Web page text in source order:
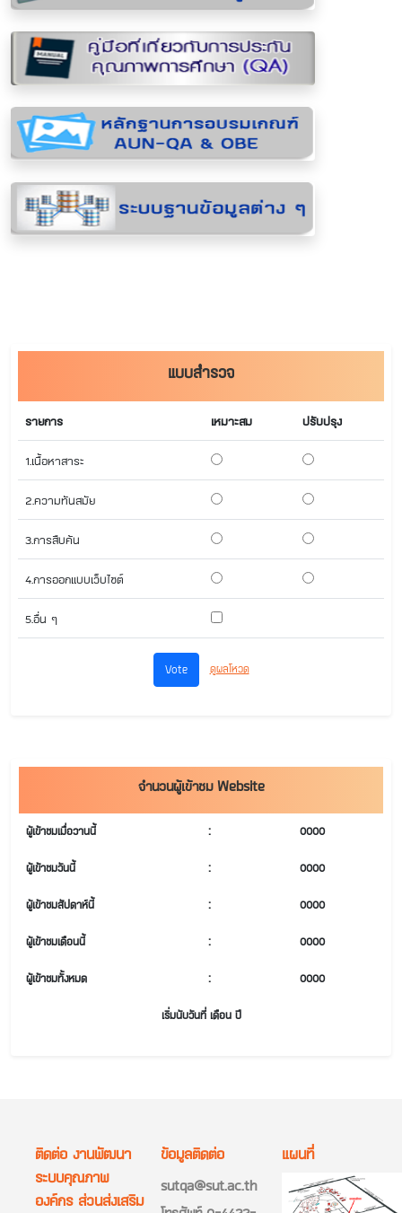
แบบสำรวจ
รายการ เหมาะสม ปรับปรุง
1.เนื้อหาสาระ
2.ความทันสมัย
3.การสืบค้น
4.การออกแบบเว็บไซต์
5.อื่น ๆ
ดูผลโหวด
จำนวนผู้เข้าชม Website
ผู้เข้าชมเมื่อวานนี้ : 0000
ผู้เข้าชมวันนี้ : 0000
ผู้เข้าชมสัปดาห์นี้ : 0000
ผู้เข้าชมเดือนนี้ : 0000
ผู้เข้าชมทั้งหมด : 0000
เริ่มนับวันที่ เดือน ปี
ติดต่อ งานพัฒนา
ระบบคุณภาพ
องค์กร ส่วนส่งเสริม
ข้อมูลติดต่อ
sutqa@sut.ac.th
แผนที่